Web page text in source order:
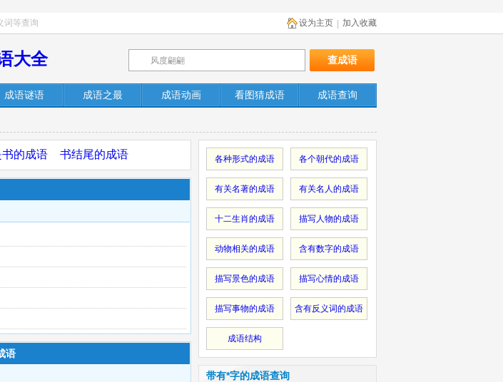
词等查询 加入收藏
设为主页
大全
成语谜语 成语之最 成语动画 看图猜成语 成语查询
的成语 书结尾的成语
语
各种形式的成语 各个朝代的成语
有关名著的成语 有关名人的成语
十二生肖的成语 描写人物的成语
动物相关的成语 含有数字的成语
描写景色的成语 描写心情的成语
描写事物的成语 含有反义词的成语
成语结构
带有*字的成语查询